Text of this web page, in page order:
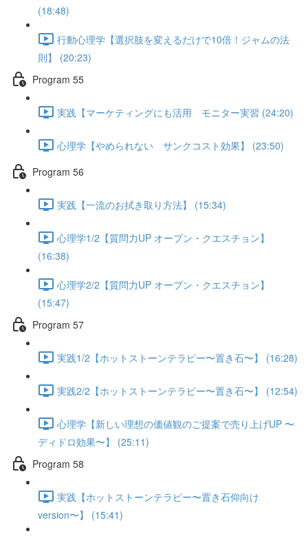
(18:48)
行動心理学【選択肢を変えるだけで10倍！ジャムの法
則】 (20:23)
Program 55
実践【マーケティングにも活用 モニター実習 (24:20)
心理学【やめられない サンクコスト効果】 (23:50)
Program 56
実践【一流のお拭き取り方法】 (15:34)
心理学1/2【質問力UP オープン・クエスチョン】
(16:38)
心理学2/2【質問力UP オープン・クエスチョン】
(15:47)
Program 57
実践1/2【ホットストーンテラピー〜置き石〜】 (16:28)
実践2/2【ホットストーンテラピー〜置き石〜】 (12:54)
心理学【新しい理想の価値観のご提案で売り上げUP 〜
ディドロ効果〜】 (25:11)
Program 58
実践【ホットストーンテラピー〜置き石仰向け
version〜】 (15:41)